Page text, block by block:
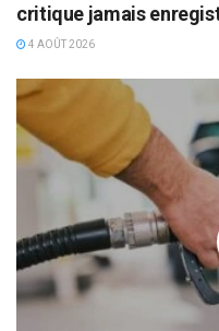
critique jamais
4 AOÛT 2026